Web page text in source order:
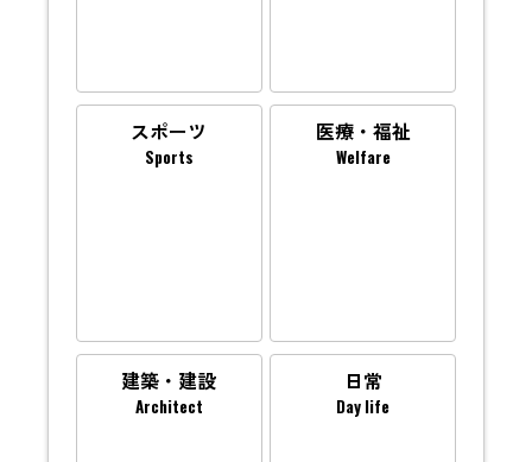
スポーツ
Sports
医療・福祉
Welfare
建築・建設
Architect
日常
Day life